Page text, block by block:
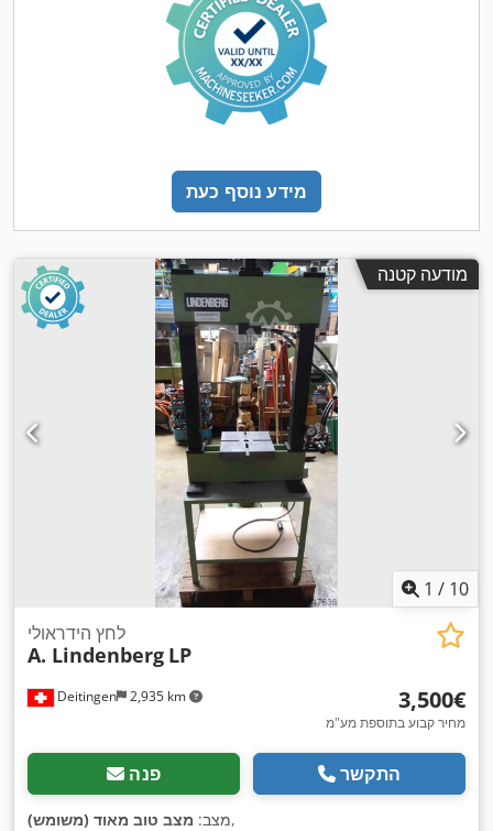
מידע נוסף כעת
מודעה קטנה
1 / 10
Deitingen 2,935 km
לחץ הידראולי
A. Lindenberg LP
‏3,500 ‏€
מחיר קבוע בתוספת מע"מ
פנה התקשר
מצב: מצב טוב מאוד (משומש) ,